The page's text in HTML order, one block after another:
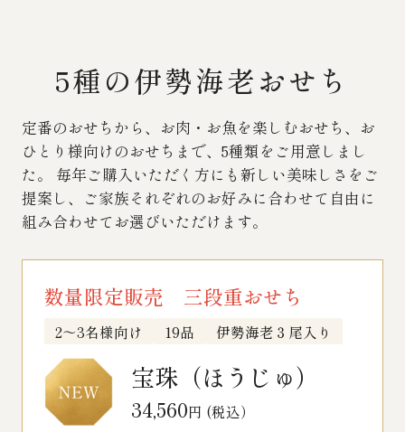
価格で探す
～￥2,999
￥5,000～￥9,999
￥10,000～￥14,999
￥15,000～￥19,999
5種の伊勢海老おせち
定番のおせちから、お肉・お魚を楽しむおせち、お
ひとり様向けのおせちまで、5種類をご用意しまし
た。
毎年ご購入いただく方にも新しい美味しさをご
提案し、
ご家族それぞれのお好みに合わせて自由に
組み合わせてお選びいただけます。
数量限定販売 三段重おせち
2～3名様向け 19品 伊勢海老３尾入り
宝珠（ほうじゅ）
34,560円 (税込）